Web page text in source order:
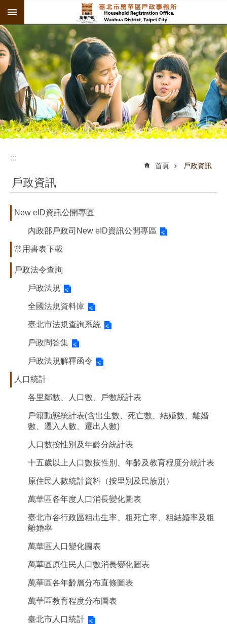
跳到主要內容區塊
:::
:::
首頁 戶政資訊
戶政資訊
New eID資訊公開專區
內政部戶政司New eID資訊公開專區
常用書表下載
戶政法令查詢
戶政法規
全國法規資料庫
臺北市法規查詢系統
戶政問答集
戶政法規解釋函令
人口統計
各里鄰數、人口數、戶數統計表
戶籍動態統計表(含出生數、死亡數、結婚數、離婚
數、遷入人數、遷出人數)
人口數按性別及年齡分統計表
十五歲以上人口數按性別、年齡及教育程度分統計表
原住民人數統計資料（按里別及民族別）
萬華區各年度人口消長變化圖表
臺北市各行政區粗出生率、粗死亡率、粗結婚率及粗
離婚率
萬華區人口變化圖表
萬華區原住民人口數消長變化圖表
萬華區各年齡層分布直條圖表
萬華區教育程度分布圖表
臺北市人口統計